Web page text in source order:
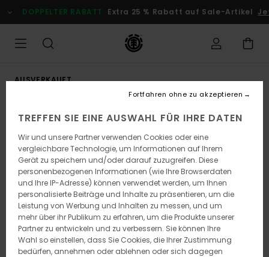
zur
Produktinformation
DOPPELTER RABATT Extra 25 % Rabatt auf Sale-Artikel
AUSVERKAUFT
TREFFEN SIE EINE AUSWAHL FÜR IHRE DATEN
Wir und unsere Partner verwenden Cookies oder eine
vergleichbare Technologie, um Informationen auf Ihrem
Gerät zu speichern und/oder darauf zuzugreifen. Diese
personenbezogenen Informationen (wie Ihre Browserdaten
und Ihre IP-Adresse) können verwendet werden, um Ihnen
personalisierte Beiträge und Inhalte zu präsentieren, um die
Leistung von Werbung und Inhalten zu messen, und um
mehr über ihr Publikum zu erfahren, um die Produkte unserer
Partner zu entwickeln und zu verbessern. Sie können Ihre
Wahl so einstellen, dass Sie Cookies, die Ihrer Zustimmung
bedürfen, annehmen oder ablehnen oder sich dagegen
Fortfahren ohne zu akzeptieren